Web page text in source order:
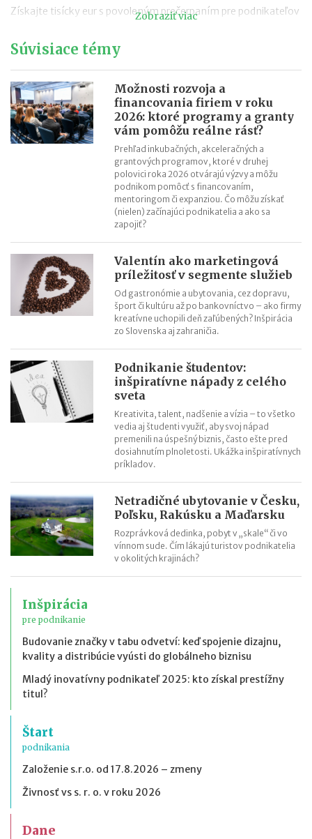
Získajte tisícky eur s povoleným prečerpaním pre podnikateľov
Platby kartou tvoria len desatinu transakcií podnikateľov
Skrátený pracovný úväzok Slováci takmer nepoznajú
Príspevok na podnikanie (SZČ) v roku 2014: úrady práce vyplatili
už takmer 5,5 miliónov eur
Cloudové NFC HCE platby už aj na Slovensku
Zobraziť viac
Súvisiace témy
Možnosti rozvoja a
financovania firiem v roku
2026: ktoré programy a granty
vám pomôžu reálne rásť?
Prehľad inkubačných, akceleračných a
grantových programov, ktoré v druhej
polovici roka 2026 otvárajú výzvy a môžu
podnikom pomôcť s financovaním,
mentoringom či expanziou. Čo môžu získať
(nielen) začínajúci podnikatelia a ako sa
zapojiť?
Valentín ako marketingová
príležitosť v segmente služieb
Od gastronómie a ubytovania, cez dopravu,
šport či kultúru až po bankovníctvo – ako firmy
kreatívne uchopili deň zaľúbených? Inšpirácia
zo Slovenska aj zahraničia.
Podnikanie študentov:
inšpiratívne nápady z celého
sveta
Kreativita, talent, nadšenie a vízia – to všetko
vedia aj študenti využiť, aby svoj nápad
premenili na úspešný biznis, často ešte pred
dosiahnutím plnoletosti. Ukážka inšpiratívnych
príkladov.
Netradičné ubytovanie v Česku,
Poľsku, Rakúsku a Maďarsku
Rozprávková dedinka, pobyt v „skale“ či vo
vínnom sude. Čím lákajú turistov podnikatelia
v okolitých krajinách?
Inšpirácia
pre podnikanie
Budovanie značky v tabu odvetví: keď spojenie dizajnu,
kvality a distribúcie vyústi do globálneho biznisu
Mladý inovatívny podnikateľ 2025: kto získal prestížny
titul?
Štart
podnikania
Založenie s.r.o. od 17.8.2026 – zmeny
Živnosť vs s. r. o. v roku 2026
Dane